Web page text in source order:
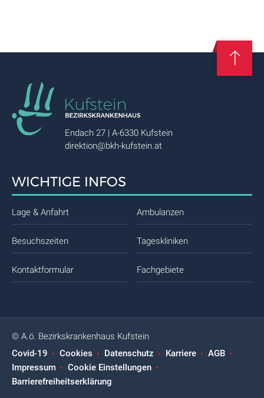
Endach 27 | A-6330 Kufstein
direktion@bkh-kufstein.at
WICHTIGE INFOS
Lage & Anfahrt Ambulanzen
Besuchszeiten Tageskliniken
Kontaktformular Fachgebiete
© A.ö. Bezirkskrankenhaus Kufstein
Covid-19
Cookies Datenschutz Karriere
AGB
Impressum
Cookie Einstellungen
Barrierefreiheitserklärung